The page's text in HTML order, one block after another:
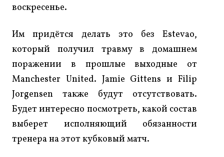
воскресенье.
Им придётся делать это без Estevao,
который получил травму в домашнем
поражении в прошлые выходные от
Manchester United. Jamie Gittens и Filip
Jorgensen также будут отсутствовать.
Будет интересно посмотреть, какой состав
выберет исполняющий обязанности
тренера на этот кубковый матч.